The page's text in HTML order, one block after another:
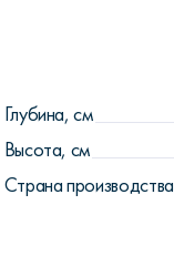
Глубина, см
Высота, см
Страна производства